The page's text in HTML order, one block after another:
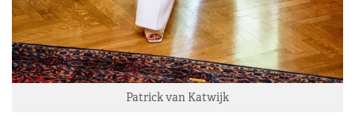
Patrick van Katwijk